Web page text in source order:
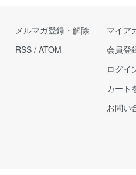
メルマガ登録・解除
RSS / ATOM
マイア
会員登
ログイ
カート
お問い